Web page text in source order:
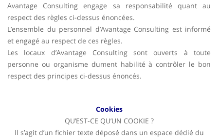
Avantage Consulting engage sa responsabilité quant au
respect des règles ci-dessus énoncées.
L’ensemble du personnel d’Avantage Consulting est informé
et engagé au respect de ces règles.
Les locaux d’Avantage Consulting sont ouverts à toute
personne ou organisme dument habilité à contrôler le bon
respect des principes ci-dessus énoncés.
Cookies
QU’EST-CE QU’UN COOKIE ?
Il s’agit d’un fichier texte déposé dans un espace dédié du